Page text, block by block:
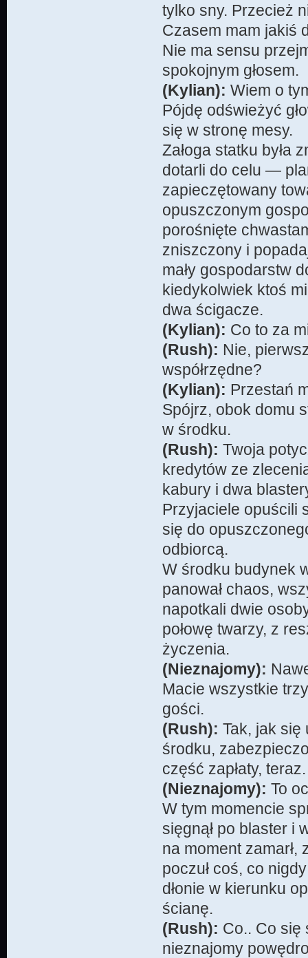
tylko sny. Przecież
Czasem mam jakiś
Nie ma sensu
spokojnym głosem.
(Kylian): Wiem o
Pójdę odświeżyć
się w stronę mesy.
Załoga statku była
dotarli do celu —
zapieczętowany
opuszczonym
porośnięte
zniszczony i
mały gospodarstw
kiedykolwiek ktoś
dwa ścigacze.
(Kylian): Co to za
(Rush): Nie,
współrzędne?
(Kylian): Przestań
Spójrz, obok domu
w środku.
(Rush): Twoja
kredytów ze
kabury i dwa
Przyjaciele opuścili
się do
odbiorcą.
W środku budynek
panował chaos,
napotkali dwie
połowę twarzy, z
życzenia.
(Nieznajomy):
Macie wszystkie
gości.
(Rush): Tak, jak się
środku,
część zapłaty, teraz.
(Nieznajomy): To
W tym momencie
sięgnął po blaster i
na moment
poczuł coś, co
dłonie w kierunku
ścianę.
(Rush): Co.. Co się
nieznajomy